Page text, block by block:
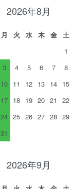
2026年8月
月 火 水 木 金
土
1
3 4 5 6 7
8
10 11 12 13 14 15
17 18 19 20 21
22
24 25 26 27 28 29
31
2026年9月